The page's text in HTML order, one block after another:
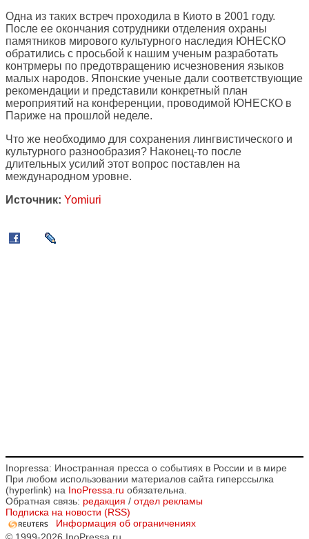
Одна из таких встреч проходила в Киото в 2001 году.
После ее окончания сотрудники отделения охраны
памятников мирового культурного наследия ЮНЕСКО
обратились с просьбой к нашим ученым разработать
контрмеры по предотвращению исчезновения языков
малых народов. Японские ученые дали соответствующие
рекомендации и представили конкретный план
мероприятий на конференции, проводимой ЮНЕСКО в
Париже на прошлой неделе.
Что же необходимо для сохранения лингвистического и
культурного разнообразия? Наконец-то после
длительных усилий этот вопрос поставлен на
международном уровне.
Источник: Yomiuri
Inopressa: Иностранная пресса о событиях в России и в мире
При любом использовании материалов сайта гиперссылка
(hyperlink) на InoPressa.ru обязательна.
Обратная связь: редакция / отдел рекламы
Подписка на новости (RSS)
Информация об ограничениях
© 1999-2026 InoPressa.ru